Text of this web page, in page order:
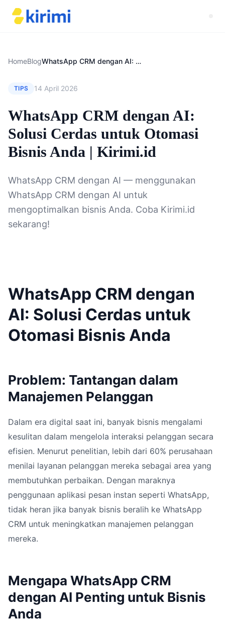
HomeBlog WhatsApp CRM dengan AI: Solusi Cerdas untuk Otomasi Bisnis Anda | Kirimi.id
TIPS 14 April 2026
WhatsApp CRM dengan AI:
Solusi Cerdas untuk Otomasi
Bisnis Anda | Kirimi.id
WhatsApp CRM dengan AI — menggunakan
WhatsApp CRM dengan AI untuk
mengoptimalkan bisnis Anda. Coba Kirimi.id
sekarang!
WhatsApp CRM dengan
AI: Solusi Cerdas untuk
Otomasi Bisnis Anda
Problem: Tantangan dalam
Manajemen Pelanggan
Dalam era digital saat ini, banyak bisnis mengalami
kesulitan dalam mengelola interaksi pelanggan secara
efisien. Menurut penelitian, lebih dari 60% perusahaan
menilai layanan pelanggan mereka sebagai area yang
membutuhkan perbaikan. Dengan maraknya
penggunaan aplikasi pesan instan seperti WhatsApp,
tidak heran jika banyak bisnis beralih ke WhatsApp
CRM untuk meningkatkan manajemen pelanggan
mereka.
Mengapa WhatsApp CRM
dengan AI Penting untuk Bisnis
Anda